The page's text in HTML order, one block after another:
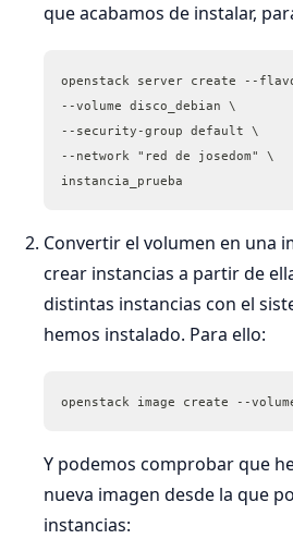
que acabamos de instalar,
openstack server create --
--volume disco_debian \
--security-group default \
--network "red de josedom" \
instancia_prueba
Convertir el volumen en una
crear instancias a partir de
distintas instancias con el
hemos instalado. Para ello:
openstack image create --
Y podemos comprobar que
nueva imagen desde la que
instancias: